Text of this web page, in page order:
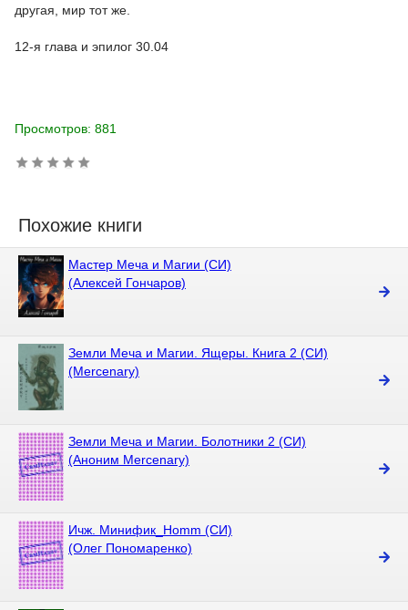
другая, мир тот же.
12-я глава и эпилог 30.04
Просмотров: 881
Похожие книги
Мастер Меча и Магии (СИ)
(Алексей Гончаров)
Земли Меча и Магии. Ящеры. Книга 2 (СИ)
(Mercenary)
Земли Меча и Магии. Болотники 2 (СИ)
(Аноним Mercenary)
Ичж. Минифик_Homm (СИ)
(Олег Пономаренко)